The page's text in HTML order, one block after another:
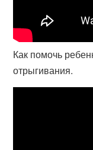
Как помочь
отрыгивания.